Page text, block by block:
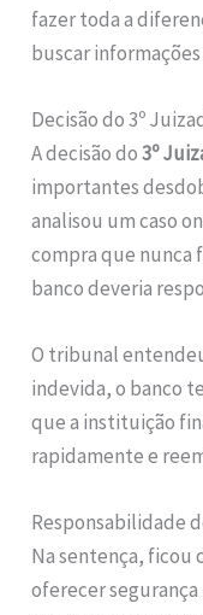
fazer toda a
buscar
Decisão do 3º
A decisão do3º
importantes
analisou um caso
compra que nunca
banco deveria
O tribunal
indevida, o banco
que a instituição
rapidamente e
Responsabilidade
Na sentença, ficou
oferecer